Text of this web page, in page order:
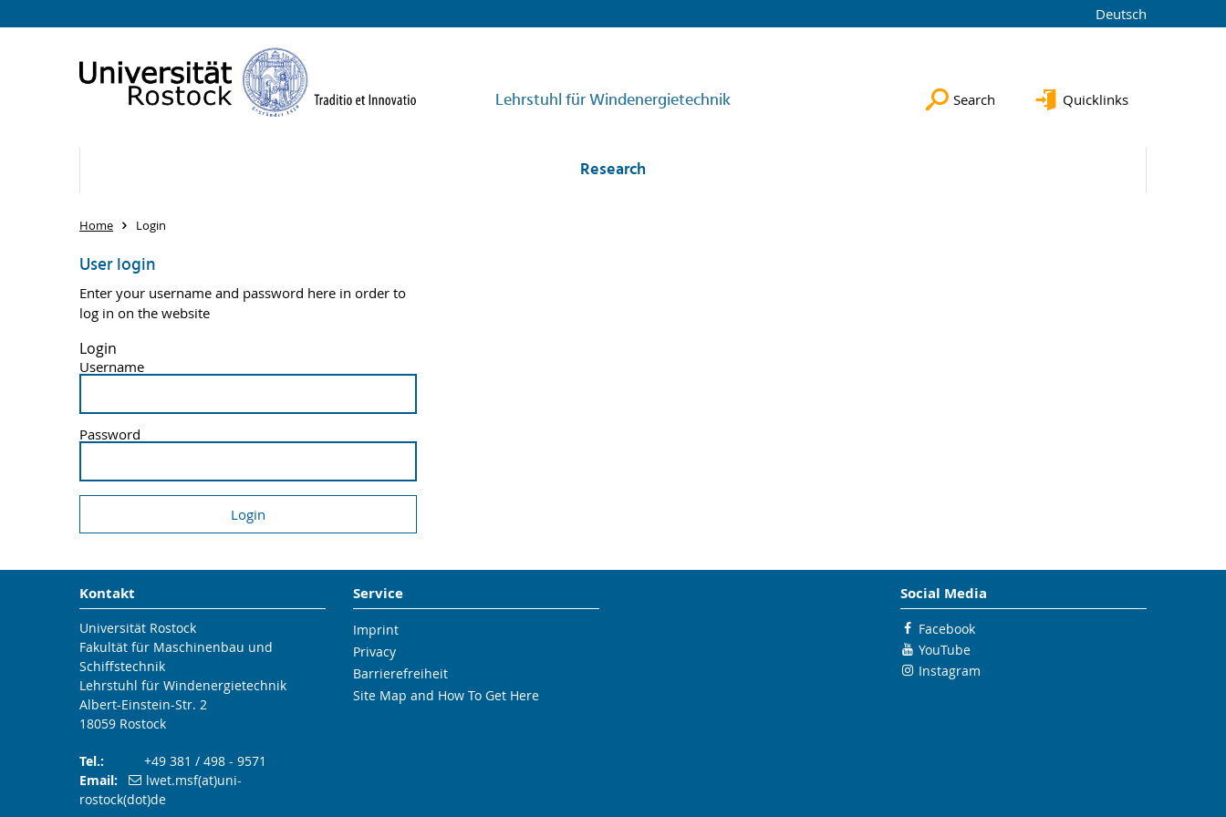
Deutsch
Lehrstuhl für Windenergietechnik Search Quicklinks
Research
Home Login
User login
Enter your username and password here in order to
log in on the website
Login
Username
Password
Kontakt
Universität Rostock
Fakultät für Maschinenbau und
Schiffstechnik
Lehrstuhl für Windenergietechnik
Albert-Einstein-Str. 2
18059 Rostock
Tel.: +49 381 / 498 - 9571
Email:
lwet.msf(at)uni-
rostock(dot)de
Service
Imprint
Privacy
Barrierefreiheit
Site Map and How To Get Here
Social Media
Facebook
YouTube
Instagram